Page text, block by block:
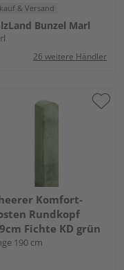
& Versand
Bunzel Marl
26 weitere Händler
Komfort-
Rundkopf
Fichte KD grün
190 cm